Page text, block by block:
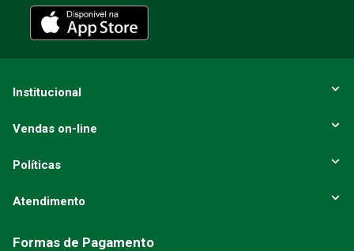
Institucional
Vendas on-line
Políticas
Atendimento
Formas de Pagamento